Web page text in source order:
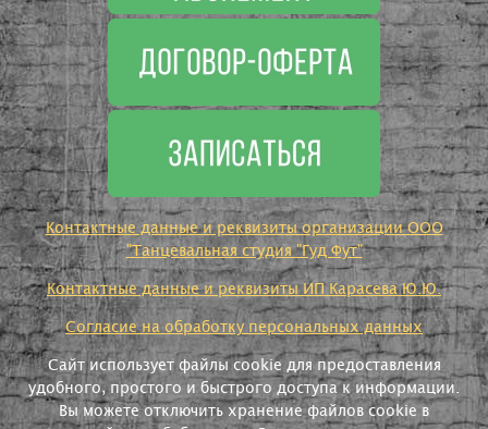
Контактные данные и реквизиты организации ООО
"Танцевальная студия "Гуд Фут"
Контактные данные и реквизиты ИП Карасева Ю.Ю.
Согласие на обработку персональных данных
Сайт использует файлы cookie для предоставления
удобного, простого и быстрого доступа к информации.
Вы можете отключить хранение файлов cookie в